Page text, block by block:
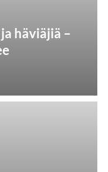
häviäjiä –